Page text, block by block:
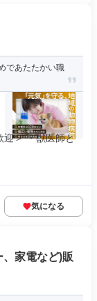
であたたかい職
迎＞ ・獣医師と
気になる
家電など)販